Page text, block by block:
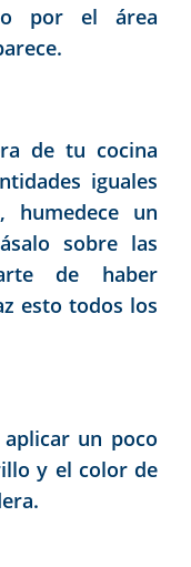
por el área
de tu cocina
iguales
humedece un
sobre las
de haber
esto todos los
un poco
y el color de